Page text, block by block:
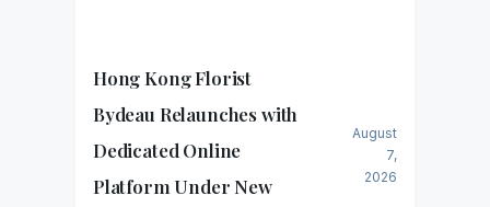
Hong Kong Florist
Bydeau Relaunches with
Dedicated Online
Platform Under New
August
7,
2026